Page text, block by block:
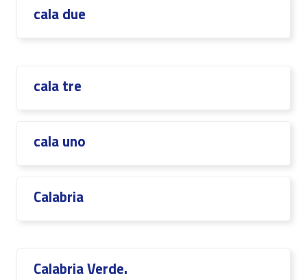
cala due
cala tre
cala uno
Calabria
Calabria Verde.